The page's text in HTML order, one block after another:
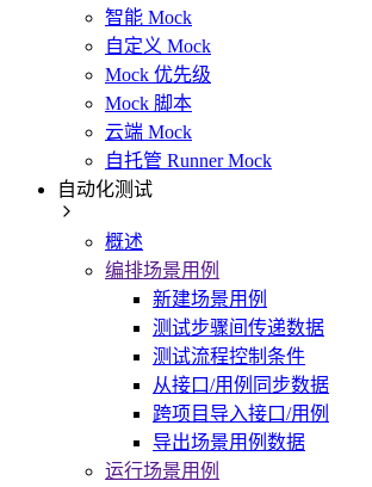
智能 Mock
自定义 Mock
Mock 优先级
Mock 脚本
云端 Mock
自托管 Runner Mock
自动化测试
概述
编排场景用例
新建场景用例
测试步骤间传递数据
测试流程控制条件
从接口/用例同步数据
跨项目导入接口/用例
导出场景用例数据
运行场景用例